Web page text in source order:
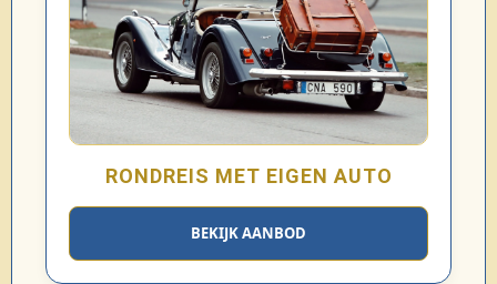
RONDREIS MET EIGEN AUTO
BEKIJK AANBOD